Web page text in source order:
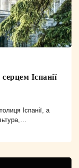
Іспанії
Іспанії, а